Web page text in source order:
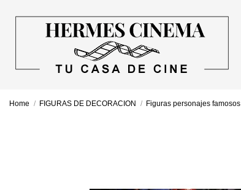
Home FIGURAS DE DECORACION Figuras personajes famosos